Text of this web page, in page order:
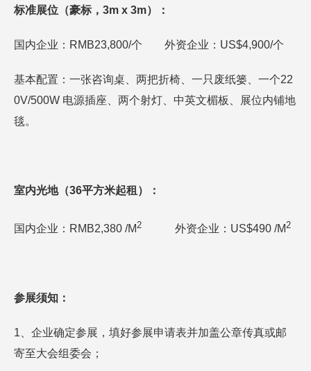
标准展位（豪标， 3m x 3m）：
国内企业：RMB23,800/个 外资企业：US$4,900/个
基本配置：一张咨询桌、两把折椅、一只废纸篓、一个22
0V/500W 电源插座、两个射灯、中英文楣板、展位内铺地
毯。
室内光地（36平方米起租）：
国内企业：RMB2,380 /M2 外资企业：US$490 /M2
参展须知 ：
1、企业确定参展，填好参展申请表并加盖公章传真或邮
寄至大会组委会；